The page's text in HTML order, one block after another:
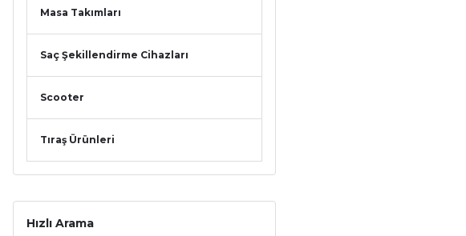
Masa Takımları
Saç Şekillendirme Cihazları
Scooter
Tıraş Ürünleri
Hızlı Arama